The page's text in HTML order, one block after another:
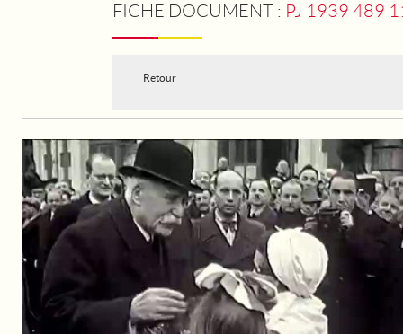
FICHE DOCUMENT : PJ 1939 489
Retour